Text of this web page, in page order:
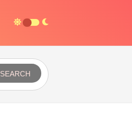
SEARCH